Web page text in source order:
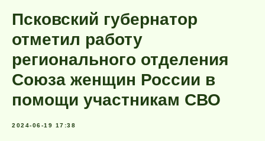
Псковский губернатор
отметил работу
регионального отделения
Союза женщин России в
помощи участникам СВО
2024-06-19 17:38